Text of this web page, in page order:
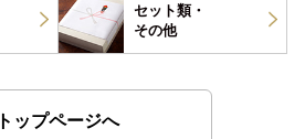
セット類・
その他
トップページへ